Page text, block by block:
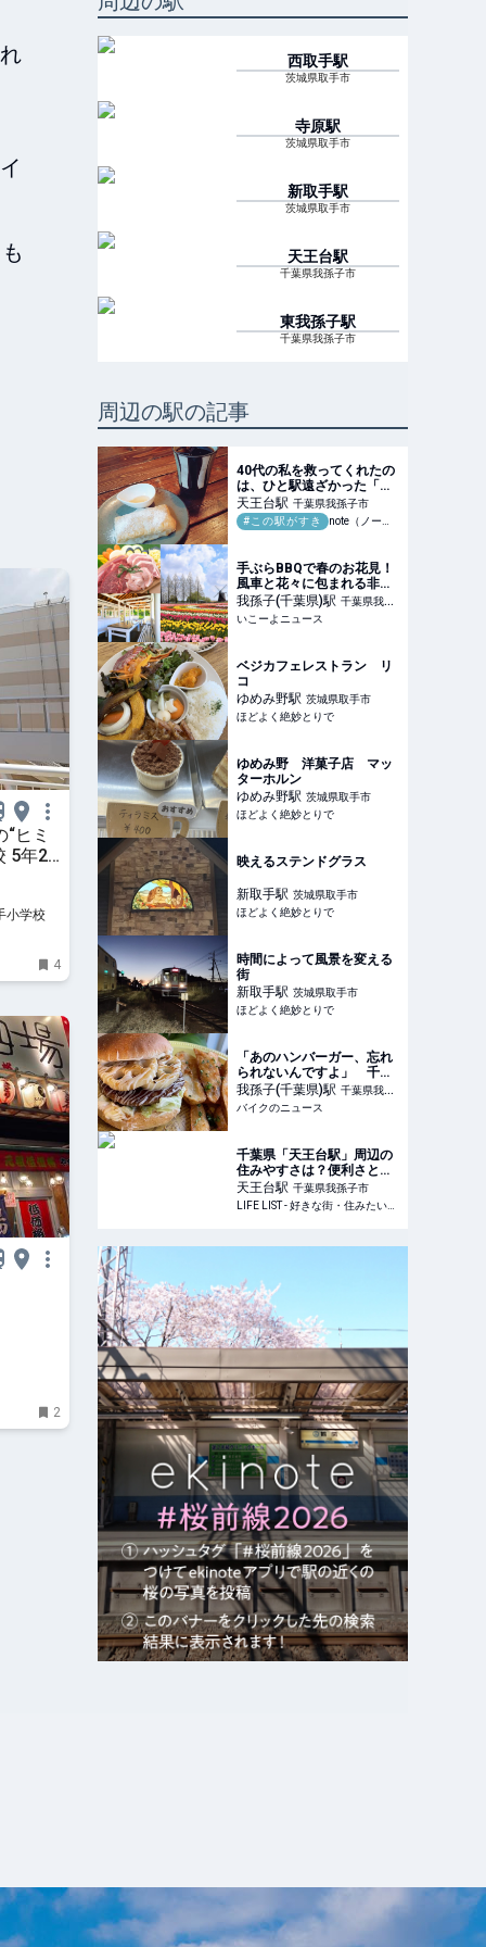
ヒミ
5年2
小学校
4
2
西取手駅
茨城県取手市
寺原駅
茨城県取手市
新取手駅
茨城県取手市
天王台駅
千葉県我孫子市
東我孫子駅
千葉県我孫子市
周辺の駅の記事
40代の私を救ってくれたの
は、ひと駅遠ざかった「天
王台駅」の余白だった #こ
の駅がすき｜花邑 灯火 @
リ・キュレーター
天王台駅 千葉県我孫子市
#この駅がすき
note（ノート）
手ぶらBBQで春のお花見！
風車と花々に包まれる非日
常のアウトドア体験 柏あ
けぼの山
我孫子(千葉県)駅 千葉県我孫
子市
いこーよニュース
ベジカフェレストラン リ
コ
ゆめみ野駅 茨城県取手市
ほどよく絶妙とりで
ゆめみ野 洋菓子店 マッ
ターホルン
ゆめみ野駅 茨城県取手市
ほどよく絶妙とりで
映えるステンドグラス
新取手駅 茨城県取手市
ほどよく絶妙とりで
時間によって風景を変える
街
新取手駅 茨城県取手市
ほどよく絶妙とりで
「あのハンバーガー、忘れ
られないんですよ」 千葉
県我孫子『ABISON
SUGAR GARDEN』 のん
びりツーリングで最高に幸
我孫子(千葉県)駅 千葉県我孫
子市
バイクのニュース
千葉県「天王台駅」周辺の
住みやすさは？便利さと落
ち着いた暮らしの両方がか
なう街 - LIFE LIST - 好きな
街・住みたい街・私の街
天王台駅 千葉県我孫子市
LIFE LIST - 好きな街・住みたい街・私の街